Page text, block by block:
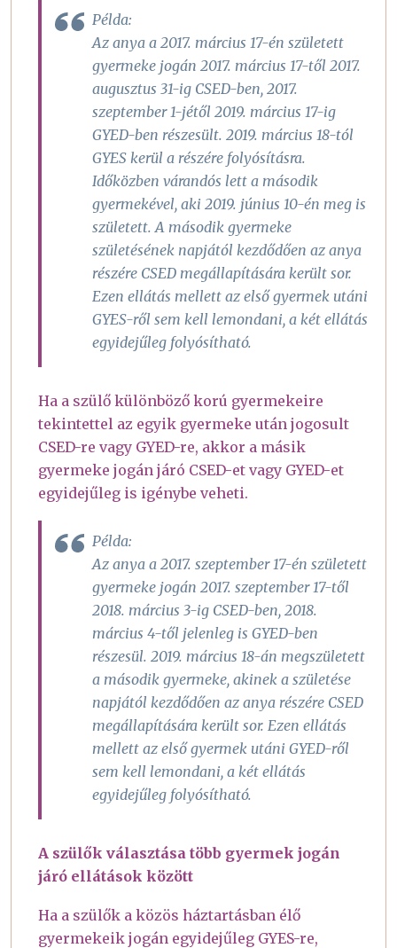
Példa:
Az anya a 2017. március 17-én született
gyermeke jogán 2017. március 17-től 2017.
augusztus 31-ig CSED-ben, 2017.
szeptember 1-jétől 2019. március 17-ig
GYED-ben részesült. 2019. március 18-tól
GYES kerül a részére folyósításra.
Időközben várandós lett a második
gyermekével, aki 2019. június 10-én meg is
született. A második gyermeke
születésének napjától kezdődően az anya
részére CSED megállapítására került sor.
Ezen ellátás mellett az első gyermek utáni
GYES-ről sem kell lemondani, a két ellátás
egyidejűleg folyósítható.
Ha a szülő különböző korú gyermekeire
tekintettel az egyik gyermeke után jogosult
CSED-re vagy GYED-re, akkor a másik
gyermeke jogán járó CSED-et vagy GYED-et
egyidejűleg is igénybe veheti.
Példa:
Az anya a 2017. szeptember 17-én született
gyermeke jogán 2017. szeptember 17-től
2018. március 3-ig CSED-ben, 2018.
március 4-től jelenleg is GYED-ben
részesül. 2019. március 18-án megszületett
a második gyermeke, akinek a születése
napjától kezdődően az anya részére CSED
megállapítására került sor. Ezen ellátás
mellett az első gyermek utáni GYED-ről
sem kell lemondani, a két ellátás
egyidejűleg folyósítható.
A szülők választása több gyermek jogán
járó ellátások között
Ha a szülők a közös háztartásban élő
gyermekeik jogán egyidejűleg GYES-re,